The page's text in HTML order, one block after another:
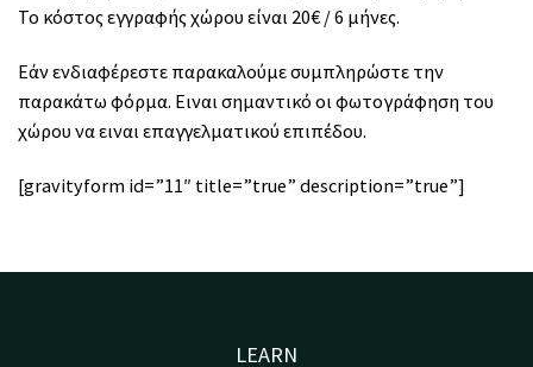
Το κόστος εγγραφής χώρου είναι 20€ / 6 μήνες.
Εάν ενδιαφέρεστε παρακαλούμε συμπληρώστε την
παρακάτω φόρμα. Ειναι σημαντικό οι φωτογράφηση του
χώρου να ειναι επαγγελματικού επιπέδου.
[gravityform id=”11″ title=”true” description=”true”]
LEARN